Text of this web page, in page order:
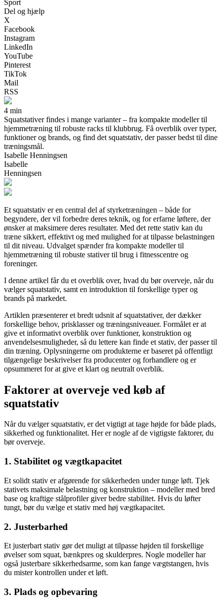
Sport
Del og hjælp
X
Facebook
Instagram
LinkedIn
YouTube
Pinterest
TikTok
Mail
RSS
4 min
Squatstativer findes i mange varianter – fra kompakte modeller til
hjemmetræning til robuste racks til klubbrug. Få overblik over typer,
funktioner og brands, og find det squatstativ, der passer bedst til dine
træningsmål.
Isabelle Henningsen
Isabelle
Henningsen
Et squatstativ er en central del af styrketræningen – både for
begyndere, der vil forbedre deres teknik, og for erfarne løftere, der
ønsker at maksimere deres resultater. Med det rette stativ kan du
træne sikkert, effektivt og med mulighed for at tilpasse belastningen
til dit niveau. Udvalget spænder fra kompakte modeller til
hjemmetræning til robuste stativer til brug i fitnesscentre og
foreninger.
I denne artikel får du et overblik over, hvad du bør overveje, når du
vælger squatstativ, samt en introduktion til forskellige typer og
brands på markedet.
Artiklen præsenterer et bredt udsnit af squatstativer, der dækker
forskellige behov, prisklasser og træningsniveauer. Formålet er at
give et informativt overblik over funktioner, konstruktion og
anvendelsesmuligheder, så du lettere kan finde et stativ, der passer til
din træning. Oplysningerne om produkterne er baseret på offentligt
tilgængelige beskrivelser fra producenter og forhandlere og er
opsummeret for at give et klart og neutralt overblik.
Faktorer at overveje ved køb af
squatstativ
Når du vælger squatstativ, er det vigtigt at tage højde for både plads,
sikkerhed og funktionalitet. Her er nogle af de vigtigste faktorer, du
bør overveje.
1. Stabilitet og vægtkapacitet
Et solidt stativ er afgørende for sikkerheden under tunge løft. Tjek
stativets maksimale belastning og konstruktion – modeller med bred
base og kraftige stålprofiler giver bedre stabilitet. Hvis du løfter
tungt, bør du vælge et stativ med høj vægtkapacitet.
2. Justerbarhed
Et justerbart stativ gør det muligt at tilpasse højden til forskellige
øvelser som squat, bænkpres og skulderpres. Nogle modeller har
også justerbare sikkerhedsarme, som kan fange vægtstangen, hvis
du mister kontrollen under et løft.
3. Plads og opbevaring